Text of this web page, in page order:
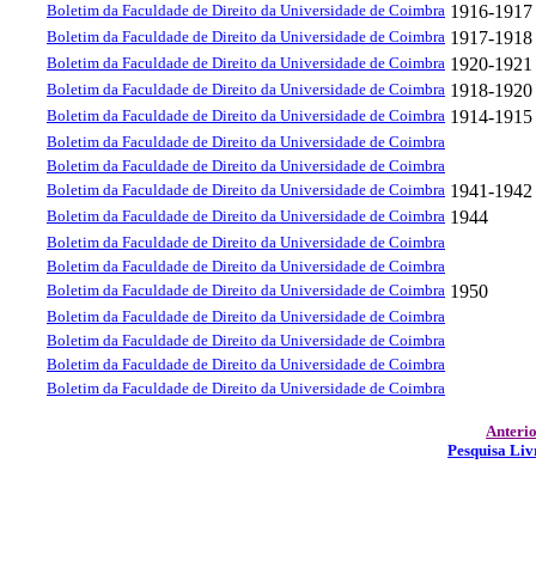
Boletim da Faculdade de Direito da Universidade de Coimbra 1916-1917
Boletim da Faculdade de Direito da Universidade de Coimbra 1917-1918
Boletim da Faculdade de Direito da Universidade de Coimbra 1920-1921
Boletim da Faculdade de Direito da Universidade de Coimbra 1918-1920
Boletim da Faculdade de Direito da Universidade de Coimbra 1914-1915
Boletim da Faculdade de Direito da Universidade de Coimbra
Boletim da Faculdade de Direito da Universidade de Coimbra
Boletim da Faculdade de Direito da Universidade de Coimbra 1941-1942
Boletim da Faculdade de Direito da Universidade de Coimbra 1944
Boletim da Faculdade de Direito da Universidade de Coimbra
Boletim da Faculdade de Direito da Universidade de Coimbra
Boletim da Faculdade de Direito da Universidade de Coimbra 1950
Boletim da Faculdade de Direito da Universidade de Coimbra
Boletim da Faculdade de Direito da Universidade de Coimbra
Boletim da Faculdade de Direito da Universidade de Coimbra
Boletim da Faculdade de Direito da Universidade de Coimbra
Pesquisa